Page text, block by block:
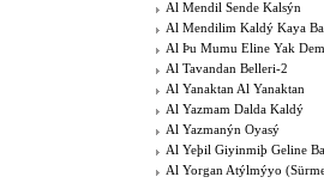
Al Mendil Sende Kalsýn
Al Mendilim Kaldý Kaya
Al Þu Mumu Eline Yak
Al Tavandan Belleri-2
Al Yanaktan Al Yanaktan
Al Yazmam Dalda Kaldý
Al Yazmanýn Oyasý
Al Yeþil Giyinmiþ Geline
Al Yorgan Atýlmýyo